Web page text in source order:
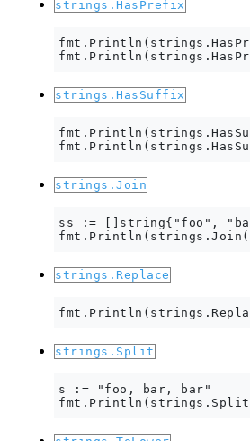
strings.HasPrefix
strings.HasSuffix
strings.Join
ss := []string{"foo",
strings.Replace
strings.Split
s := "foo, bar, bar"